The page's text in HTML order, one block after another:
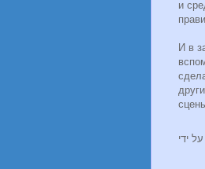
и
И в